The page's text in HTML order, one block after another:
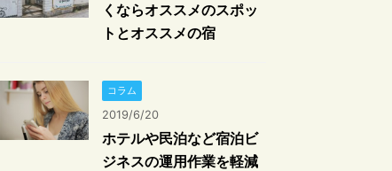
くならオススメのスポッ
トとオススメの宿
コラム
2019/6/20
ホテルや民泊など宿泊ビ
ジネスの運用作業を軽減